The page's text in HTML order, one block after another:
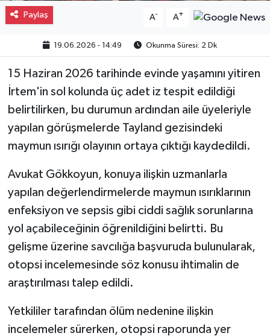
Paylaş A- A+
19.06.2026 - 14:49 Okunma Süresi: 2 Dk
15 Haziran 2026 tarihinde evinde yaşamını yitiren
İrtem'in sol kolunda üç adet iz tespit edildiği
belirtilirken, bu durumun ardından aile üyeleriyle
yapılan görüşmelerde Tayland gezisindeki
maymun ısırığı olayının ortaya çıktığı kaydedildi.
Avukat Gökkoyun, konuya ilişkin uzmanlarla
yapılan değerlendirmelerde maymun ısırıklarının
enfeksiyon ve sepsis gibi ciddi sağlık sorunlarına
yol açabileceğinin öğrenildiğini belirtti. Bu
gelişme üzerine savcılığa başvuruda bulunularak,
otopsi incelemesinde söz konusu ihtimalin de
araştırılması talep edildi.
Yetkililer tarafından ölüm nedenine ilişkin
incelemeler sürerken, otopsi raporunda yer